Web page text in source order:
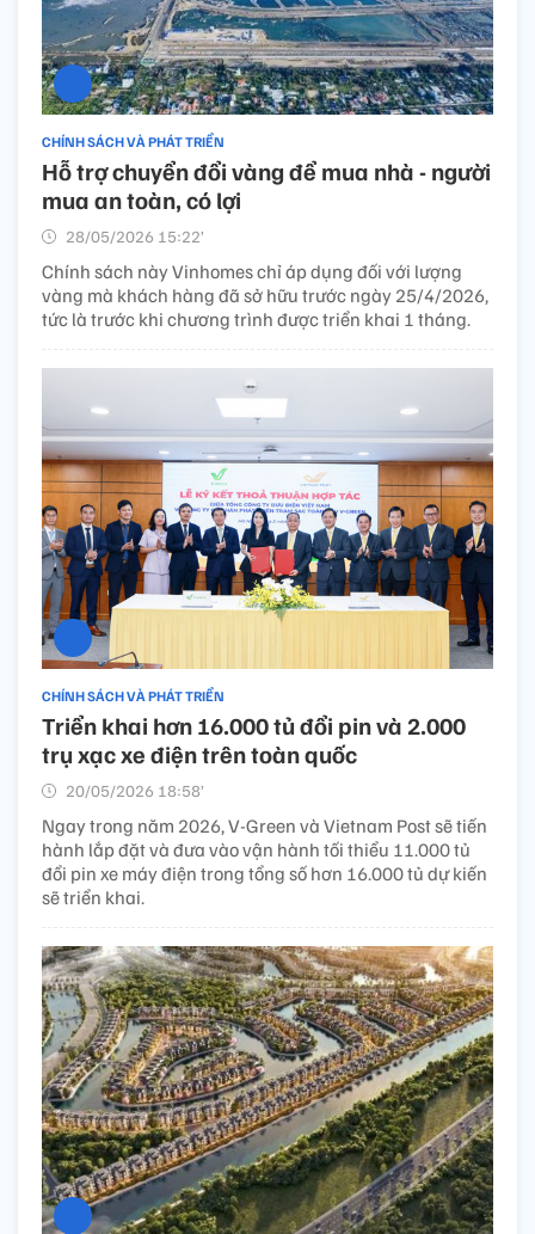
CHÍNH SÁCH VÀ PHÁT TRIỂN
Hỗ trợ chuyển đổi vàng để mua nhà - người
mua an toàn, có lợi
28/05/2026 15:22’
Chính sách này Vinhomes chỉ áp dụng đối với lượng
vàng mà khách hàng đã sở hữu trước ngày 25/4/2026,
tức là trước khi chương trình được triển khai 1 tháng.
CHÍNH SÁCH VÀ PHÁT TRIỂN
Triển khai hơn 16.000 tủ đổi pin và 2.000
trụ xạc xe điện trên toàn quốc
20/05/2026 18:58’
Ngay trong năm 2026, V-Green và Vietnam Post sẽ tiến
hành lắp đặt và đưa vào vận hành tối thiểu 11.000 tủ
đổi pin xe máy điện trong tổng số hơn 16.000 tủ dự kiến
sẽ triển khai.